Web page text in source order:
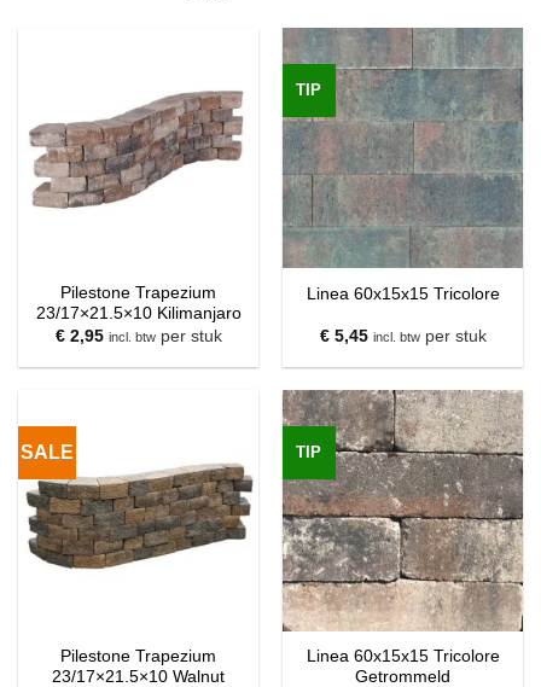
Pilestone Trapezium
23/17×21.5×10 Kilimanjaro
€2,95 incl. btwper stuk
TIP
Linea 60x15x15 Tricolore
€5,45 incl. btwper stuk
SALE
Pilestone Trapezium
23/17×21.5×10 Walnut
TIP
Linea 60x15x15 Tricolore
Getrommeld